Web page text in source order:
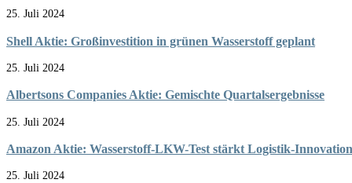
25. Juli 2024
Shell Aktie: Großinvestition in grünen Wasserstoff geplant
25. Juli 2024
Albertsons Companies Aktie: Gemischte Quartalsergebnisse
25. Juli 2024
Amazon Aktie: Wasserstoff-LKW-Test stärkt Logistik-Innovation
25. Juli 2024